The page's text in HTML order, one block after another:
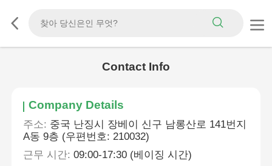
Contact Info
Company Details
주소: 중국 난징시 장베이 신구 남롱산로 141번지
A동 9층 (우편번호: 210032)
근무 시간: 09:00-17:30 (베이징 시간)